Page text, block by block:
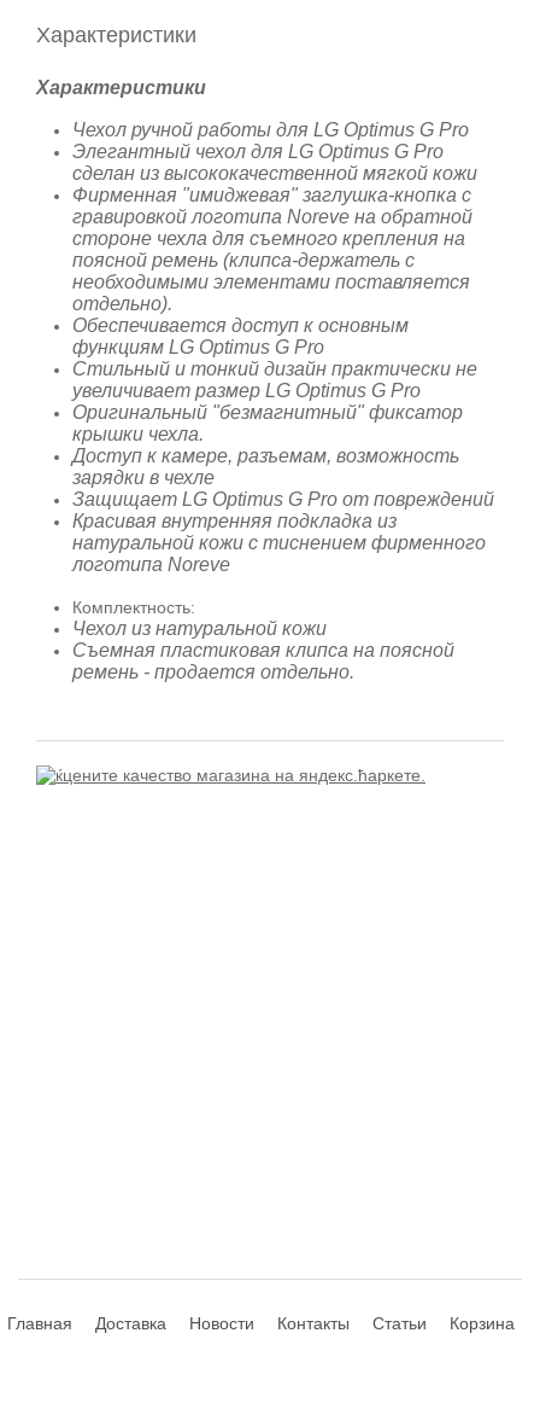
Характеристики
Характеристики
Чехол ручной работы для LG Optimus G Pro
Элегантный чехол для LG Optimus G Pro
сделан из высококачественной мягкой кожи
Фирменная "имиджевая" заглушка-кнопка с
гравировкой логотипа Norevе на обратной
стороне чехла для съемного крепления на
поясной ремень (клипса-держатель с
необходимыми элементами поставляется
отдельно).
Обеспечивается доступ к основным
функциям LG Optimus G Pro
Стильный и тонкий дизайн практически не
увеличивает размер LG Optimus G Pro
Оригинальный "безмагнитный" фиксатор
крышки чехла.
Доступ к камере, разъемам, возможность
зарядки в чехле
Защищает LG Optimus G Pro от повреждений
Красивая внутренняя подкладка из
натуральной кожи с тиснением фирменного
логотипа Noreve
Комплектность:
Чехол из натуральной кожи
Съемная пластиковая клипса на поясной
ремень - продается отдельно.
Главная Доставка Новости Контакты Статьи Корзина